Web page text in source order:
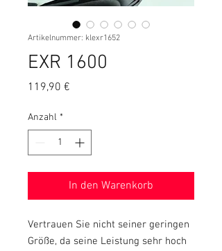
Artikelnummer: klexr1652
EXR 1600
119,90 €
Anzahl *
In den Warenkorb
Vertrauen Sie nicht seiner geringen
Größe, da seine Leistung sehr hoch